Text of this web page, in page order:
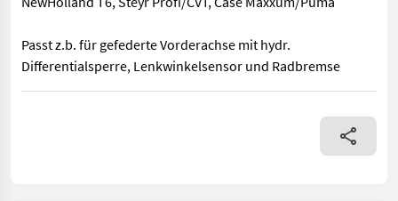
Passt z.b. für gefederte Vorderachse mit hydr.
Differentialsperre, Lenkwinkelsensor und Radbremse
Artikelnummer: 48118020 Baugruppe: 92070608 Neuer